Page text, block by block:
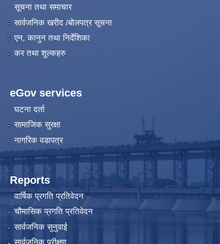
सूचना तथा समाचार
सार्वजनिक खरीद /बोलपत्र सूचना
एन, कानुन तथा निर्देशिका
कर तथा शुल्कहरु
eGov services
घटना दर्ता
सामाजिक सुरक्षा
नागरिक वडापत्र
Reports
वार्षिक प्रगति प्रतिवेदन
चौमासिक प्रगति प्रतिवेदन
सार्वजनिक सुनुवाई